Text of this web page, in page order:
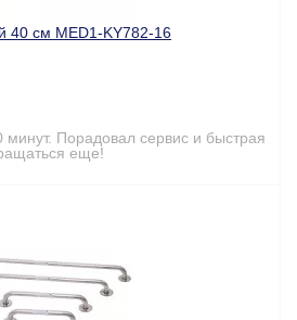
40 см MED1-KY782-16
минут. Порадовал сервис и быстрая
еще!